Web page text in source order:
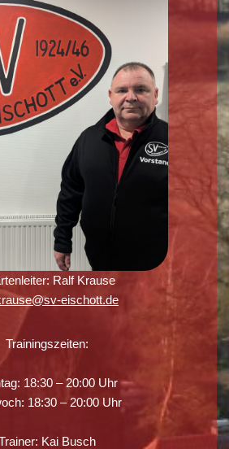
Ralf Krause
eischott.de
Trainingszeiten:
18:30 – 20:00 Uhr
18:30 – 20:00 Uhr
Kai Busch